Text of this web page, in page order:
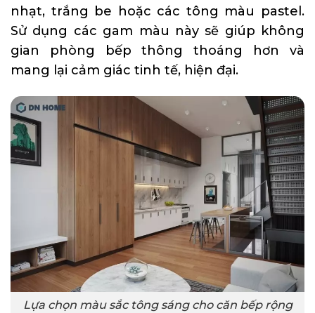
nhạt, trắng be hoặc các tông màu pastel.
Sử dụng các gam màu này sẽ giúp không
gian phòng bếp thông thoáng hơn và
mang lại cảm giác tinh tế, hiện đại.
Lựa chọn màu sắc tông sáng cho căn bếp rộng